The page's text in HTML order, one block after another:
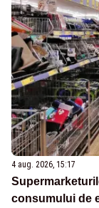
4 aug. 2026, 15:17
consumului de